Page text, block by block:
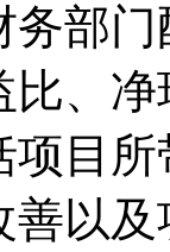
务部
、
项目
以